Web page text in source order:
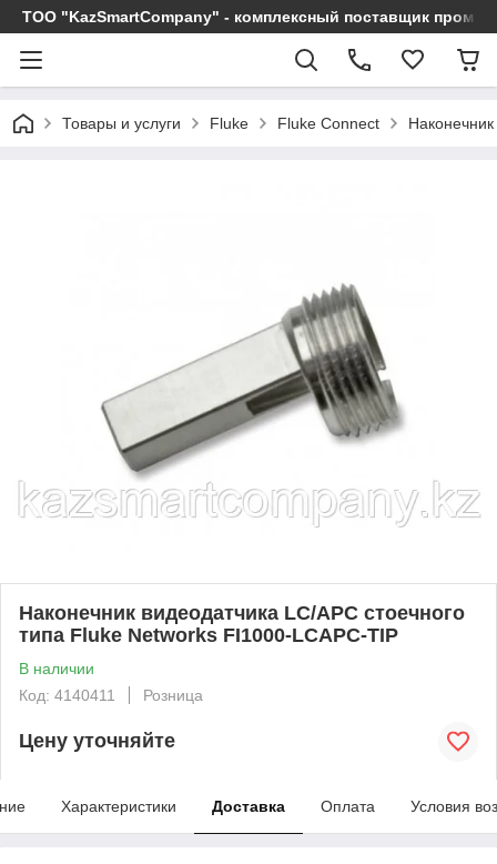
ТОО "KazSmartCompany" - комплексный поставщик
Товары и услуги Fluke Fluke Connect
Наконечник видеодатчика LC/APC стоечного
типа Fluke Networks FI1000-LCAPC-TIP
В наличии
Код: 4140411
Розница
Цену уточняйте
Характеристики Доставка Оплата Условия